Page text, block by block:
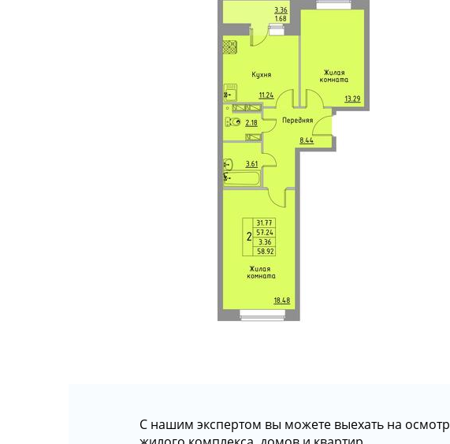
С нашим экспертом вы можете выехать на осмотр